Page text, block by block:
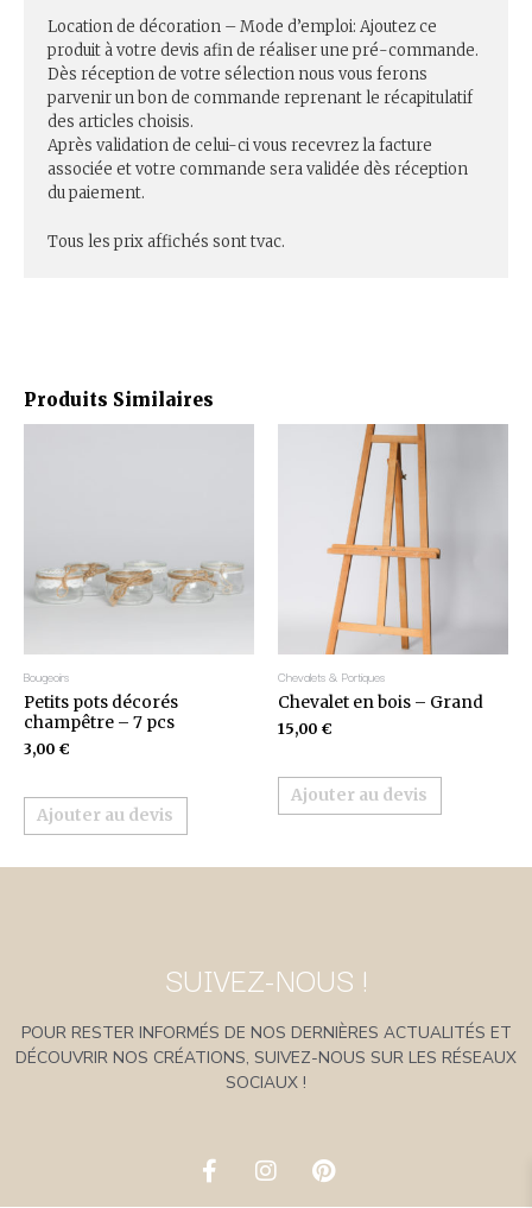
Produits Similaires
Bougeoirs
Petits pots décorés
champêtre – 7 pcs
3,00 €
Ajouter au devis
Chevalets & Portiques
Chevalet en bois – Grand
15,00 €
Ajouter au devis
Location de décoration – Mode d’emploi: Ajoutez ce
produit à votre devis afin de réaliser une pré-commande.
Dès réception de votre sélection nous vous ferons
parvenir un bon de commande reprenant le récapitulatif
des articles choisis.
Après validation de celui-ci vous recevrez la facture
associée et votre commande sera validée dès réception
du paiement.
Tous les prix affichés sont tvac.
SUIVEZ-NOUS !
POUR RESTER INFORMÉS DE NOS DERNIÈRES ACTUALITÉS ET
DÉCOUVRIR NOS CRÉATIONS, SUIVEZ-NOUS SUR LES RÉSEAUX
SOCIAUX !